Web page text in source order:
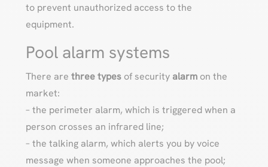
to prevent unauthorized access to the
equipment.
Pool alarm systems
There are three typesof security alarmon the
market:
– the perimeter alarm, which is triggered when a
person crosses an infrared line;
– the talking alarm, which alerts you by voice
message when someone approaches the pool;